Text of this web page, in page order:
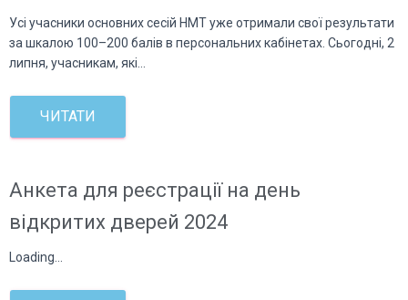
Усі учасники основних сесій НМТ уже отримали свої результати
за шкалою 100–200 балів в персональних кабінетах. Сьогодні, 2
липня, учасникам, які…
ЧИТАТИ
Анкета для реєстрації на день
відкритих дверей 2024
Loading…